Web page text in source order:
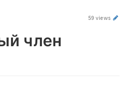
59 views
член